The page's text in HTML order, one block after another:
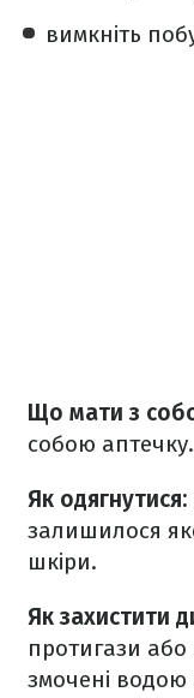
вимкніть
Що мати з
собою аптечку.
Як одягнутися:
залишилося
шкіри.
Як захистити
протигази
змочені водою